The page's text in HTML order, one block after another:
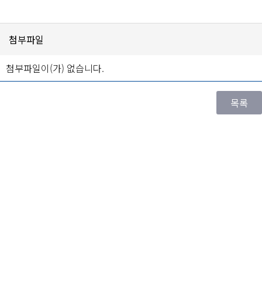
첨부파일
첨부파일이(가) 없습니다.